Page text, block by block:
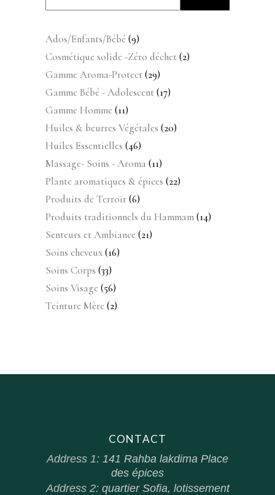
Ados/Enfants/Bébé 99
produits
Cosmétique solide -Zéro déchet 22
Gamme Aroma-Protect 2929
produits
Gamme Bébé - Adolescent 1717
Gamme Homme 1111
produits
Huiles & beurres Végétales 2020
Huiles Essentielles 4646
produits
Massage- Soins - Aroma 1111
produits
Plante aromatiques & épices 2222
Produits de Terroir 66
produits
Produits traditionnels du Hammam 1414
Senteurs et Ambiance 2121
Soins cheveux 1616
Soins Corps 3333
produits
Soins Visage 5656
produits
Teinture Mère 22
CONTACT
Address 1: 141 Rahba lakdima Place
des épices
Address 2: quartier Sofia, lotissement